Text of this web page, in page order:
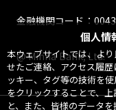
個人情
本ウェブサイトでは、よ
せたご連絡、アクセス履
ッキー、タグ等の技術を
をクリックすることで、
と、また、皆様のデータ
金融機関コード：
@ Minna Bank, Ltd.